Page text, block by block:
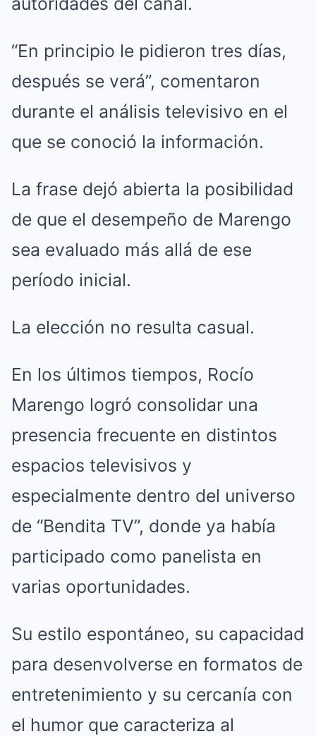
“En principio le pidieron tres días,
después se verá”, comentaron
durante el análisis televisivo en el
que se conoció la información.
La frase dejó abierta la posibilidad
de que el desempeño de Marengo
sea evaluado más allá de ese
período inicial.
La elección no resulta casual.
En los últimos tiempos, Rocío
Marengo logró consolidar una
presencia frecuente en distintos
espacios televisivos y
especialmente dentro del universo
de “Bendita TV”, donde ya había
participado como panelista en
varias oportunidades.
Su estilo espontáneo, su capacidad
para desenvolverse en formatos de
entretenimiento y su cercanía con
el humor que caracteriza al